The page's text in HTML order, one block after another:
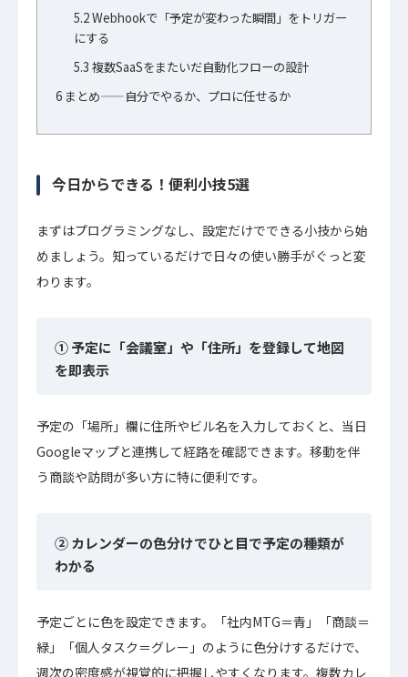
5.2Webhookで「予定が変わった瞬間」をトリガー
にする
5.3 複数SaaSをまたいだ自動化フローの設計
6 まとめ——自分でやるか、プロに任せるか
今日からできる！便利小技5選
まずはプログラミングなし、設定だけでできる小技から始
めましょう。知っているだけで日々の使い勝手がぐっと変
わります。
① 予定に「会議室」や「住所」を登録して地図
を即表示
予定の「場所」欄に住所やビル名を入力しておくと、当日
Googleマップと連携して経路を確認できます。移動を伴
う商談や訪問が多い方に特に便利です。
② カレンダーの色分けでひと目で予定の種類が
わかる
予定ごとに色を設定できます。「社内MTG＝青」「商談＝
緑」「個人タスク＝グレー」のように色分けするだけで、
週次の密度感が視覚的に把握しやすくなります。複数カレ